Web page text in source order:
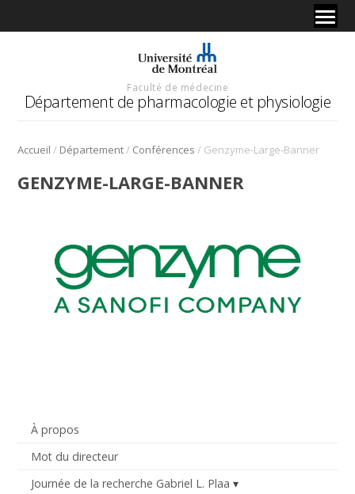
Faculté de médecine
Département de pharmacologie et physiologie
Accueil / Département/ Conférences / Genzyme-Large-Banner
À propos
Mot du directeur
Journée de la recherche Gabriel L. Plaa
GENZYME-LARGE-BANNER